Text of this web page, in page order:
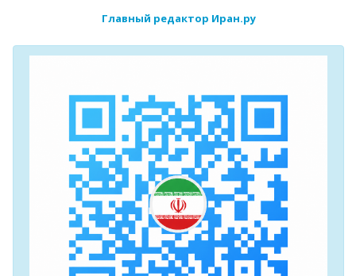
Главный редактор Иран.ру